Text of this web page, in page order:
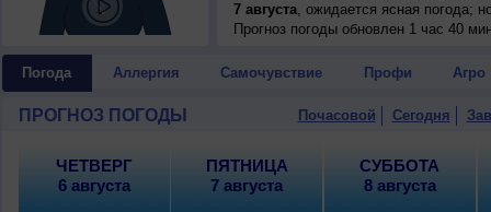
7 августа, ожидается ясная погода;
западный, умеренный.
+33..35°, ветер юго-западный,
западный, умеренный.
Прогноз погоды обновлен 1 час 40
Погода Аллергия Самочувствие Профи Агро
ПРОГНОЗ ПОГОДЫ Почасовой Сегодня
ЧЕТВЕРГ
6 августа
ПЯТНИЦА
7 августа
СУББОТА
8 августа